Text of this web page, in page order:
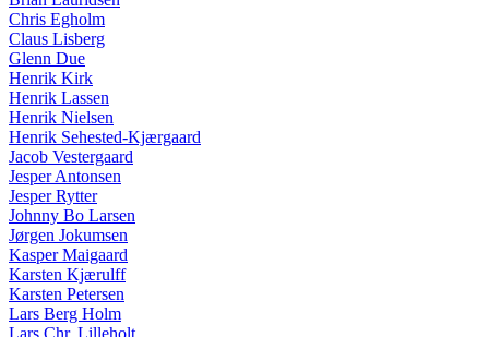
Chris Egholm
Claus Lisberg
Glenn Due
Henrik Kirk
Henrik Lassen
Henrik Nielsen
Henrik Sehested-Kjærgaard
Jacob Vestergaard
Jesper Antonsen
Jesper Rytter
Johnny Bo Larsen
Jørgen Jokumsen
Kasper Maigaard
Karsten Kjærulff
Karsten Petersen
Lars Berg Holm
Lars Chr. Lilleholt